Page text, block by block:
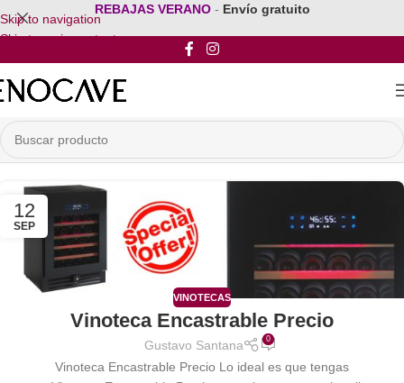
Skip to navigation
Skip to main content
REBAJAS VERANO - Envío gratuito
12
SEP
VINOTECAS
Vinoteca Encastrable Precio
Gustavo Santana 0
Vinoteca Encastrable Precio Lo ideal es que tengas